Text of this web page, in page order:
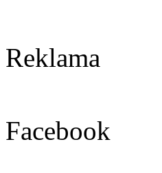
Reklama
Facebook